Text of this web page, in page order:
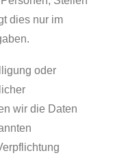
dies nur im
oder
wir die Daten